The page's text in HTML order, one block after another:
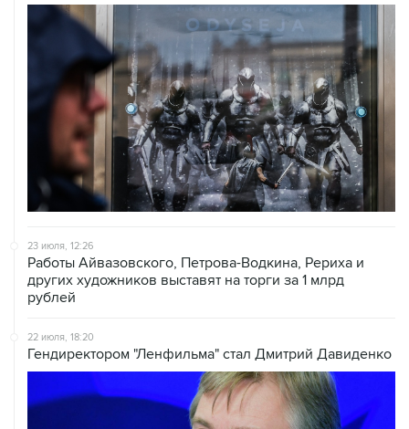
23 июля, 12:26
Работы Айвазовского, Петрова-Водкина, Рериха и
других художников выставят на торги за 1 млрд
рублей
22 июля, 18:20
Гендиректором "Ленфильма" стал Дмитрий Давиденко